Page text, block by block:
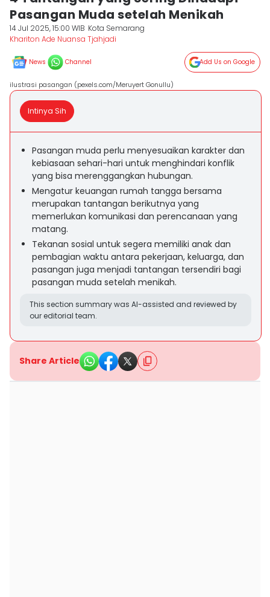
Pasangan Muda setelah Menikah
14 Jul 2025, 15:00 WIB Kota Semarang
Khariton Ade Nuansa Tjahjadi
News Channel Add Us on Google
ilustrasi pasangan (pexels.com/Meruyert Gonullu)
Intinya Sih
Pasangan muda perlu menyesuaikan karakter dan
kebiasaan sehari-hari untuk menghindari konflik
yang bisa merenggangkan hubungan.
Mengatur keuangan rumah tangga bersama
merupakan tantangan berikutnya yang
memerlukan komunikasi dan perencanaan yang
matang.
Tekanan sosial untuk segera memiliki anak dan
pembagian waktu antara pekerjaan, keluarga, dan
pasangan juga menjadi tantangan tersendiri bagi
pasangan muda setelah menikah.
This section summary was AI-assisted and reviewed by
our editorial team.
Share Article